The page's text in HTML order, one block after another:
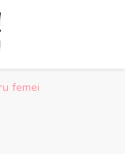
femei